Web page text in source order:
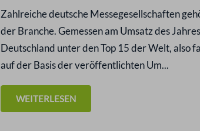
Zahlreiche deutsche Messegesellschaften
der Branche. Gemessen am Umsatz des
Deutschland unter den Top 15 der Welt, also
auf der Basis der veröffentlichten Um...
WEITERLESEN